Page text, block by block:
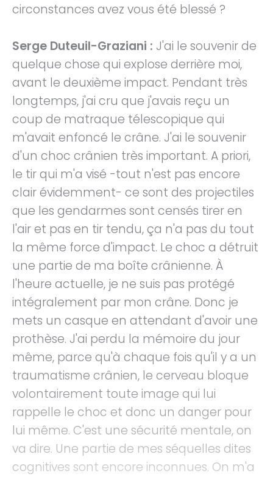
circonstances avez vous été blessé ?
Serge Duteuil-Graziani : J'ai le souvenir de
quelque chose qui explose derrière moi,
avant le deuxième impact. Pendant très
longtemps, j'ai cru que j'avais reçu un
coup de matraque télescopique qui
m'avait enfoncé le crâne. J'ai le souvenir
d'un choc crânien très important. A priori,
le tir qui m'a visé -tout n'est pas encore
clair évidemment- ce sont des projectiles
que les gendarmes sont censés tirer en
l'air et pas en tir tendu, ça n'a pas du tout
la même force d'impact. Le choc a détruit
une partie de ma boîte crânienne. À
l'heure actuelle, je ne suis pas protégé
intégralement par mon crâne. Donc je
mets un casque en attendant d'avoir une
prothèse. J'ai perdu la mémoire du jour
même, parce qu'à chaque fois qu'il y a un
traumatisme crânien, le cerveau bloque
volontairement toute image qui lui
rappelle le choc et donc un danger pour
lui même. C'est une sécurité mentale, on
va dire. Une partie de mes séquelles dites
cognitives sont encore inconnues. On m'a